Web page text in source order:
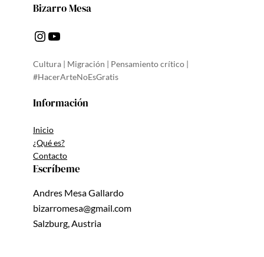
Bizarro Mesa
Instagram YouTube
Cultura | Migración | Pensamiento crítico |
#HacerArteNoEsGratis
Información
Inicio
¿Qué es?
Contacto
Escríbeme
Andres Mesa Gallardo
bizarromesa@gmail.com
Salzburg, Austria